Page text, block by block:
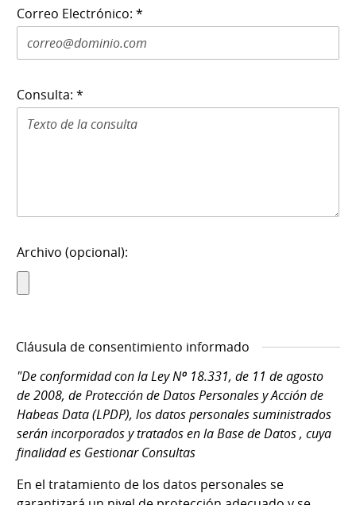
Correo Electrónico: *
Consulta: *
Archivo (opcional):
Cláusula de consentimiento informado
"De conformidad con la Ley Nº 18.331, de 11 de agosto
de 2008, de Protección de Datos Personales y Acción de
Habeas Data (LPDP), los datos personales suministrados
serán incorporados y tratados en la Base de Datos , cuya
finalidad es Gestionar Consultas
En el tratamiento de los datos personales se